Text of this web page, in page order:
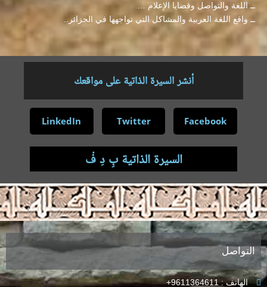
ــ اللغة والتواصل وقضايا الإعلام …
ــ واقع اللغة العربية والمشاكل التي تواجهها في الجزائر..
أنشر السيرة الذاتية على مواقعك
Facebook
Twitter
LinkedIn
السيرة الذاتية بِ دِ فْ
.
التواصل
الهاتف : 9611364611+